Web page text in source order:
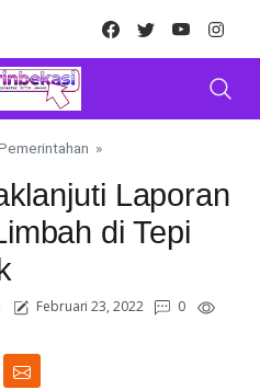
Facebook
TwitterYoutube
»
Laporan
di Tepi
Februari 23, 2022
0